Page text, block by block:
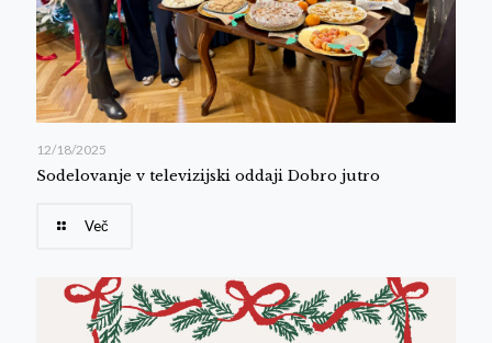
12/18/2025
Sodelovanje v televizijski oddaji Dobro jutro
Več